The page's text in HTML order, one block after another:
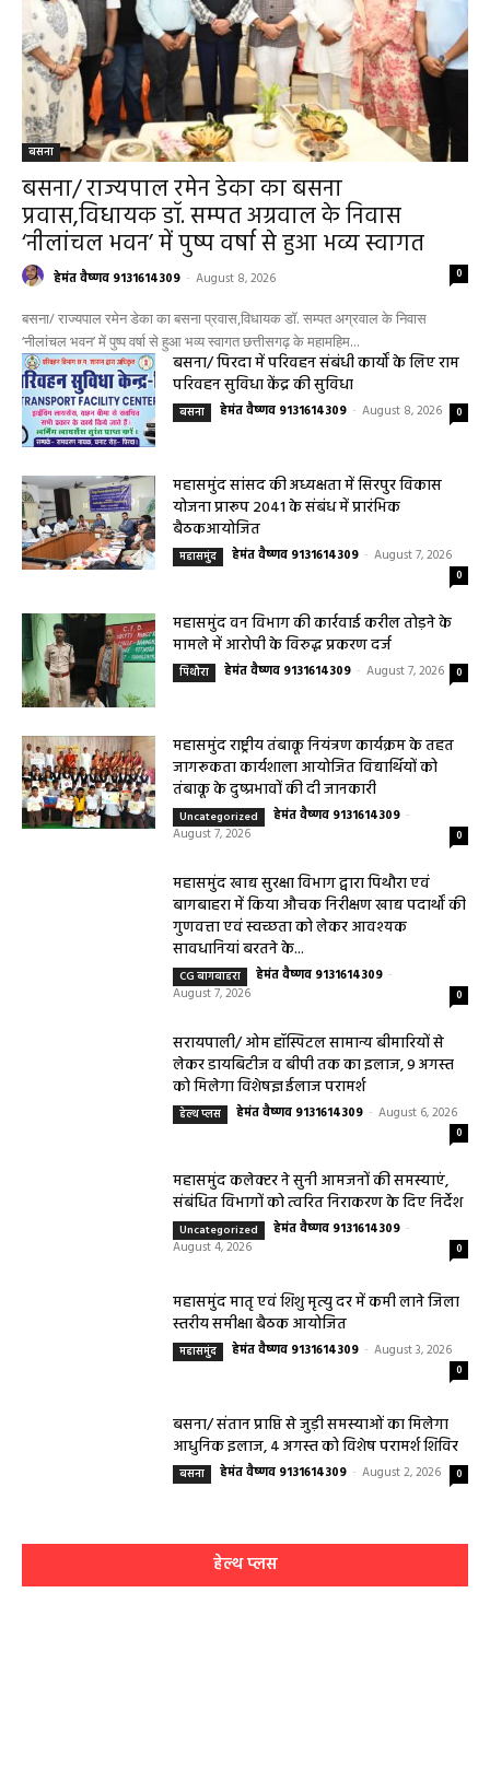
बसना
बसना/ राज्यपाल रमेन डेका का बसना
प्रवास,विधायक डॉ. सम्पत अग्रवाल के निवास
‘नीलांचल भवन’ में पुष्प वर्षा से हुआ भव्य स्वागत
हेमंत वैष्णव 9131614309 - August 8, 2026 0
बसना/ राज्यपाल रमेन डेका का बसना प्रवास,विधायक डॉ. सम्पत अग्रवाल के निवास
‘नीलांचल भवन’ में पुष्प वर्षा से हुआ भव्य स्वागत छत्तीसगढ़ के महामहिम...
बसना/ पिरदा में परिवहन संबंधी कार्यों के लिए राम
परिवहन सुविधा केंद्र की सुविधा
बसना हेमंत वैष्णव 9131614309 - August 8, 2026 0
महासमुंद सांसद की अध्यक्षता में सिरपुर विकास
योजना प्रारूप 2041 के संबंध में प्रारंभिक
बैठकआयोजित
महासमुंद हेमंत वैष्णव 9131614309 - August 7, 2026
0
महासमुंद वन विभाग की कार्रवाई करील तोड़ने के
मामले में आरोपी के विरुद्ध प्रकरण दर्ज
पिथौरा हेमंत वैष्णव 9131614309 - August 7, 2026 0
महासमुंद राष्ट्रीय तंबाकू नियंत्रण कार्यक्रम के तहत
जागरूकता कार्यशाला आयोजित विद्यार्थियों को
तंबाकू के दुष्प्रभावों की दी जानकारी
Uncategorized हेमंत वैष्णव 9131614309 -
August 7, 2026
0
महासमुंद खाद्य सुरक्षा विभाग द्वारा पिथौरा एवं
बागबाहरा में किया औचक निरीक्षण खाद्य पदार्थों की
गुणवत्ता एवं स्वच्छता को लेकर आवश्यक
सावधानियां बरतने के...
CG बागबाहरा हेमंत वैष्णव 9131614309 -
August 7, 2026
0
सरायपाली/ ओम हॉस्पिटल सामान्य बीमारियों से
लेकर डायबिटीज व बीपी तक का इलाज, 9 अगस्त
को मिलेगा विशेषज्ञ ईलाज परामर्श
हेल्थ प्लस हेमंत वैष्णव 9131614309 - August 6, 2026
0
महासमुंद कलेक्टर ने सुनी आमजनों की समस्याएं,
संबंधित विभागों को त्वरित निराकरण के दिए निर्देश
Uncategorized हेमंत वैष्णव 9131614309 -
August 4, 2026
0
महासमुंद मातृ एवं शिशु मृत्यु दर में कमी लाने जिला
स्तरीय समीक्षा बैठक आयोजित
महासमुंद हेमंत वैष्णव 9131614309 - August 3, 2026
0
बसना/ संतान प्राप्ति से जुड़ी समस्याओं का मिलेगा
आधुनिक इलाज, 4 अगस्त को विशेष परामर्श शिविर
बसना हेमंत वैष्णव 9131614309 - August 2, 2026 0
हेल्थ प्लस